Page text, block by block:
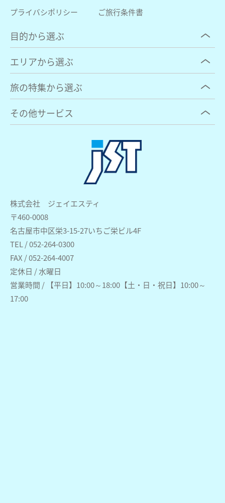
株式会社 ジェイエスティ
〒460-0008
名古屋市中区栄3-15-27いちご栄ビル4F
TEL / 052-264-0300
FAX / 052-264-4007
定休日 / 水曜日
営業時間 / 【平日】10:00～18:00【土・日・祝日】10:00～
17:00
プライバシポリシー
ご旅行条件書
目的から選ぶ
エリアから選ぶ
旅の特集から選ぶ
その他サービス